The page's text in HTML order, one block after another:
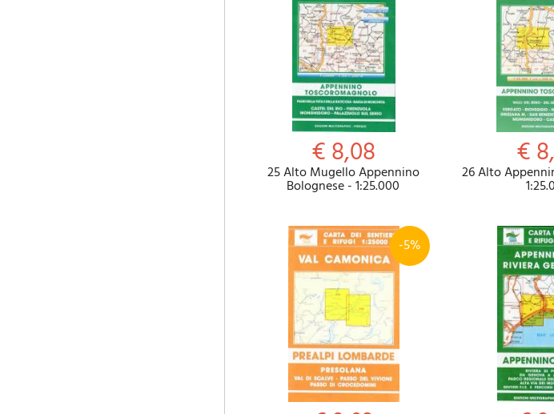
€ 8,08
25 Alto Mugello Appennino
Bolognese - 1:25.000
€
26 Alto
-5%